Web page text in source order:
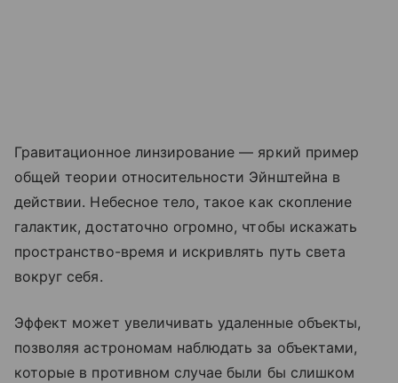
Гравитационное линзирование — яркий пример
общей теории относительности Эйнштейна в
действии. Небесное тело, такое как скопление
галактик, достаточно огромно, чтобы искажать
пространство-время и искривлять путь света
вокруг себя.
Эффект может увеличивать удаленные объекты,
позволяя астрономам наблюдать за объектами,
которые в противном случае были бы слишком